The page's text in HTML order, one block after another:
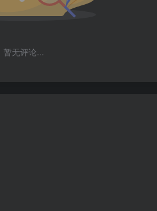
暂无评论...